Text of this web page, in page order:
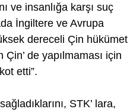
ve insanlığa karşı suç
İngiltere ve Avrupa
dereceli Çin hükümet
de yapılmaması için
etti”.
STK’ lara,